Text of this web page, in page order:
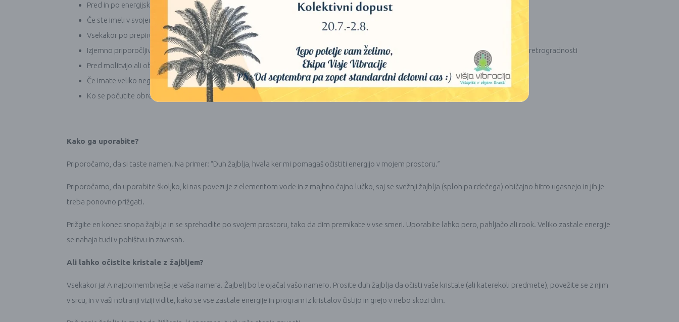
Pred in po energijskemu zdravljenju
Če ste imeli v svojem prostoru preveč obiskov, ali bi radi očistili proctor, ko oddidejo
Vsekakor po prepiru ali kateri koli stresni situaciji
Izjemno priporočljivo tudi ko nam planeti in zvezde pripravljajo zabavne dogodke, kot so mrk, noč polne ali mlade lune ali ob Merkurjevi retrogradnosti
Pred molitvijo ali obredom
Če imate veliko negativnih misli ali čustev
Ko se počutite obremenjene s svojimi težavami
Kako ga uporabite?
Priporočamo, da si taste namen. Na primer: “Duh žajblja, hvala ker mi pomagaš očistiti energijo v mojem prostoru.”
Priporočamo, da uporabite školjko, ki nas povezuje z elementom vode in z majhno čajno lučko, saj se svežnji žajblja (sploh pa rdečega) običajno hitro ugasnejo in jih je
treba ponovno prižgati.
Prižgite en konec snopa žajblja in se sprehodite po svojem prostoru, tako da dim premikate v vse smeri. Uporabite lahko pero, pahljačo ali rook. Veliko zastale energije
se nahaja tudi v pohištvu in zavesah.
Ali lahko očistite kristale z žajbljem?
Vsekakor ja! A najpomembnejša je vaša namera. Žajbelj bo le ojačal vašo namero. Prosite duh žajblja da očisti vaše kristale (ali katerekoli predmete), povežite se z njim
v srcu, in v vaši notranji viziji vidite, kako se vse zastale energije in program iz kristalov čistijo in grejo v nebo skozi dim.